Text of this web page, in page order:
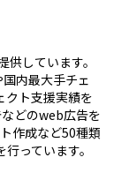
しています。
内最大手チェ
クト支援実績を
どのweb広告を
作成など50種類
っています。